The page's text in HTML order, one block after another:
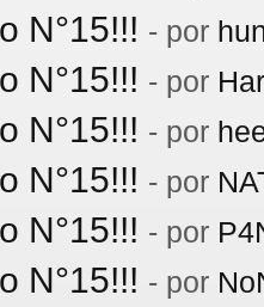
N°15!!! - por
N°15!!! - por
N°15!!! - por
N°15!!! - por
N°15!!! - por
N°15!!! - por